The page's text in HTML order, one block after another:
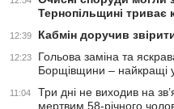
Тернопільщині триває
12:39 Кабмін доручив
12:23
Гольова заміна та
Борщівщини – найкращі
11:04
Три дні не виходив на
мертвим 58-річного